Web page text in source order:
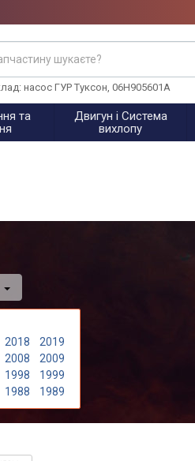
насос ГУР Туксон, 06H905601A
та
Двигун і Система
вихлопу
2018
2019
2008
2009
1998
1999
1988 1989